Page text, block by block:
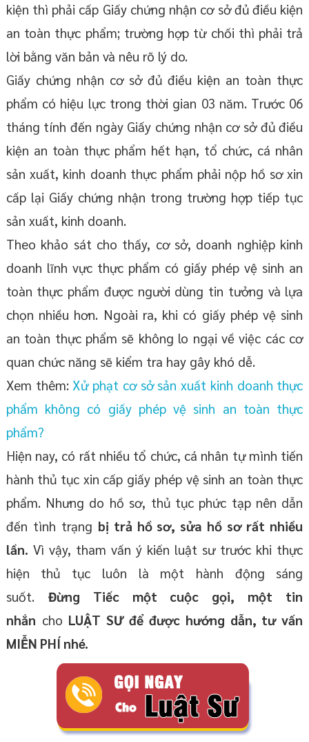
kiện thì phải cấp Giấy chứng nhận cơ sở đủ điều kiện
an toàn thực phẩm; trường hợp từ chối thì phải trả
lời bằng văn bản và nêu rõ lý do.
Giấy chứng nhận cơ sở đủ điều kiện an toàn thực
phẩm có hiệu lực trong thời gian 03 năm. Trước 06
tháng tính đến ngày Giấy chứng nhận cơ sở đủ điều
kiện an toàn thực phẩm hết hạn, tổ chức, cá nhân
sản xuất, kinh doanh thực phẩm phải nộp hồ sơ xin
cấp lại Giấy chứng nhận trong trường hợp tiếp tục
sản xuất, kinh doanh.
Theo khảo sát cho thấy, cơ sở, doanh nghiệp kinh
doanh lĩnh vực thực phẩm có giấy phép vệ sinh an
toàn thực phẩm được người dùng tin tưởng và lựa
chọn nhiều hơn. Ngoài ra, khi có giấy phép vệ sinh
an toàn thực phẩm sẽ không lo ngại về việc các cơ
quan chức năng sẽ kiểm tra hay gây khó dễ.
Xem thêm: Xử phạt cơ sở sản xuất kinh doanh thực
phẩm không có giấy phép vệ sinh an toàn thực
phẩm?
Hiện nay, có rất nhiều tổ chức, cá nhân tự mình tiến
hành thủ tục xin cấp giấy phép vệ sinh an toàn thực
phẩm. Nhưng do hồ sơ, thủ tục phức tạp nên dẫn
đến tình trạng bị trả hồ sơ, sửa hồ sơ rất nhiều
lần. Vì vậy, tham vấn ý kiến luật sư trước khi thực
hiện thủ tục luôn là một hành động sáng
suốt. Đừng Tiếc một cuộc gọi, một tin
nhắn cho LUẬT SƯ để đượchướng dẫn, tư vấn
MIỄN PHÍnhé.